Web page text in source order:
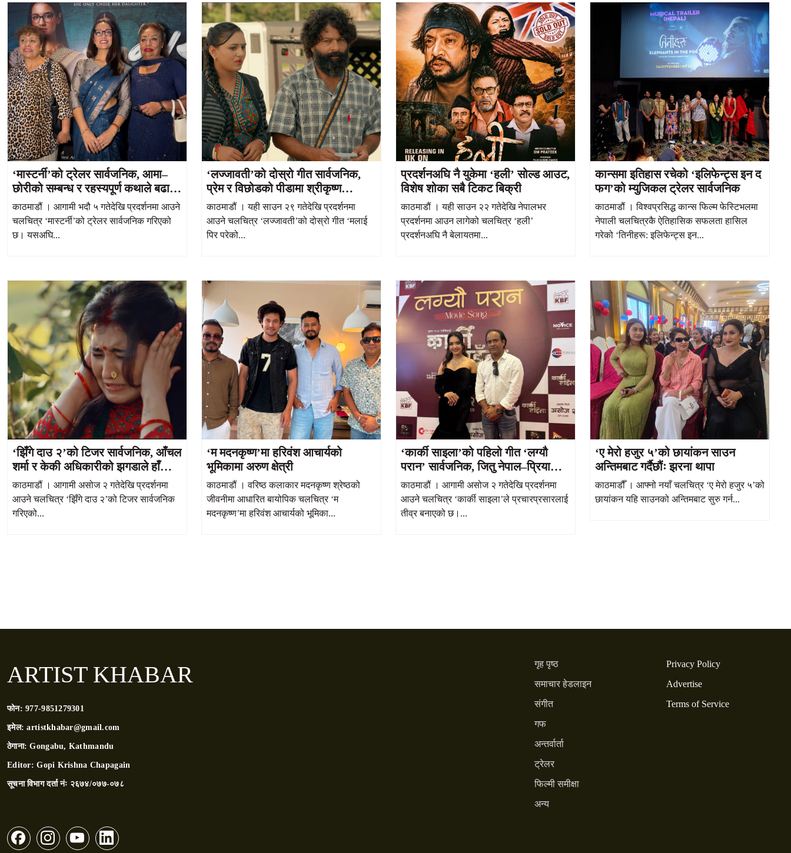
‘मास्टर्नी’को ट्रेलर सार्वजनिक, आमा–
छोरीको सम्बन्ध र रहस्यपूर्ण कथाले बढायो
उत्सुकता
काठमाडौं । आगामी भदौ ५ गतेदेखि प्रदर्शनमा आउने
चलचित्र ‘मास्टर्नी’को ट्रेलर सार्वजनिक गरिएको
छ। यसअघि...
‘लज्जावती’को दोस्रो गीत सार्वजनिक,
प्रेम र विछोडको पीडामा श्रीकृष्ण
निरौलाको भावुक अभिनय
काठमाडौं । यही साउन २९ गतेदेखि प्रदर्शनमा
आउने चलचित्र ‘लज्जावती’को दोस्रो गीत ‘मलाई
पिर परेको...
प्रदर्शनअघि नै युकेमा ‘हली’ सोल्ड आउट,
विशेष शोका सबै टिकट बिक्री
काठमाडौं । यही साउन २२ गतेदेखि नेपालभर
प्रदर्शनमा आउन लागेको चलचित्र ‘हली’
प्रदर्शनअघि नै बेलायतमा...
कान्समा इतिहास रचेको ‘इलिफेन्ट्स इन द
फग’को म्युजिकल ट्रेलर सार्वजनिक
काठमाडौं । विश्वप्रसिद्ध कान्स फिल्म फेस्टिभलमा
नेपाली चलचित्रकै ऐतिहासिक सफलता हासिल
गरेको ‘तिनीहरू: इलिफेन्ट्स इन...
‘झिँगे दाउ २’को टिजर सार्वजनिक, आँचल
शर्मा र केकी अधिकारीको झगडाले हाँसो र
भावनाको मिश्रण
काठमाडौं । आगामी असोज २ गतेदेखि प्रदर्शनमा
आउने चलचित्र ‘झिँगे दाउ २’को टिजर सार्वजनिक
गरिएको...
‘म मदनकृष्ण’मा हरिवंश आचार्यको
भूमिकामा अरुण क्षेत्री
काठमाडौं । वरिष्ठ कलाकार मदनकृष्ण श्रेष्ठको
जीवनीमा आधारित बायोपिक चलचित्र ‘म
मदनकृष्ण’मा हरिवंश आचार्यको भूमिका...
‘कार्की साइला’को पहिलो गीत ‘लग्यौ
परान’ सार्वजनिक, जितु नेपाल–प्रियाना
आचार्यको रोमान्स आकर्षक
काठमाडौं । आगामी असोज २ गतेदेखि प्रदर्शनमा
आउने चलचित्र ‘कार्की साइला’ले प्रचारप्रसारलाई
तीव्र बनाएको छ।...
‘ए मेरो हजुर ५’को छायांकन साउन
अन्तिमबाट गर्दैछौंः झरना थापा
काठमाडौँ । आफ्नो नयाँ चलचित्र ‘ए मेरो हजुर ५’को
छायांकन यहि साउनको अन्तिमबाट सुरु गर्न...
ARTIST KHABAR
फोन:977-9851279301
इमेल:artistkhabar@gmail.com
ठेगाना:Gongabu, Kathmandu
Editor:Gopi Krishna Chapagain
सूचना विभाग दर्ता नंः २६७४/०७७-०७८
गृह पृष्ठ
समाचार हेडलाइन
संगीत
गफ
अन्तर्वार्ता
ट्रेलर
फिल्मी समीक्षा
अन्य
Privacy Policy
Advertise
Terms of Service